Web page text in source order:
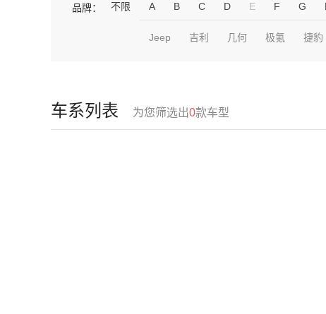
品牌： 不限 A B C D E F G
Jeep 吉利 几何 极氪 捷豹
车系列表 为您筛选出0款车型